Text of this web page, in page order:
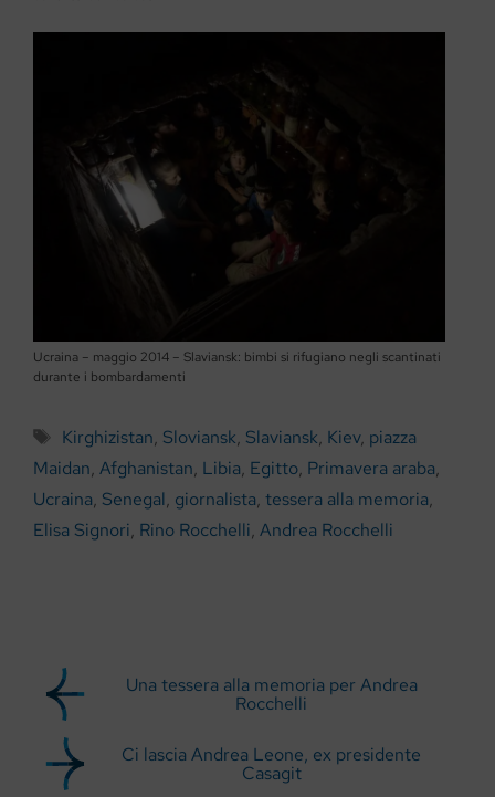
Ucraina – maggio 2014 – Slaviansk: bimbi si rifugiano negli scantinati
durante i bombardamenti
Tag
Kirghizistan, Sloviansk, Slaviansk, Kiev, piazza
Maidan, Afghanistan, Libia, Egitto, Primavera araba,
Ucraina, Senegal, giornalista, tessera alla memoria,
Elisa Signori, Rino Rocchelli, Andrea Rocchelli
Una tessera alla memoria per Andrea
Rocchelli
Ci lascia Andrea Leone, ex presidente
Casagit